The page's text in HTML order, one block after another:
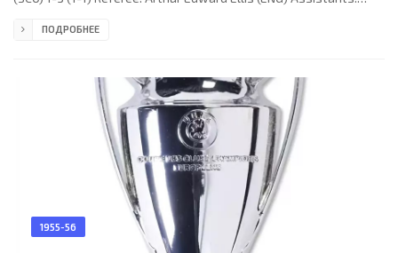
1-1 Robert Combe 18; 1-2 James Mulkerrin 49; 1-3 Åke Olsson
Sigvard Parling (c), 7. Bernt Andersson, 8.
ПОДРОБНЕЕ
1955-56